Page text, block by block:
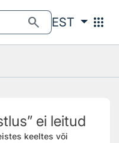
search EST apps
ei leitud
keeltes või